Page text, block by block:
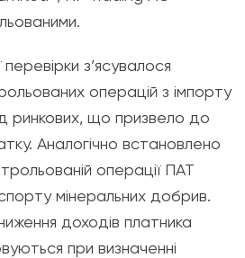
з’ясувалося
операцій з імпорту
ринкових, що призвело до
Аналогічно встановлено
операції ПАТ
мінеральних добрив.
доходів платника
при визначенні